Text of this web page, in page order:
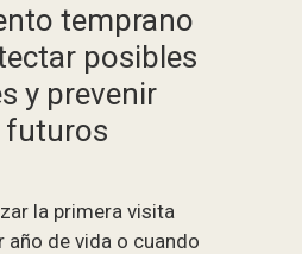
temprano
posibles
y prevenir
futuros
la primera visita
de vida o cuando